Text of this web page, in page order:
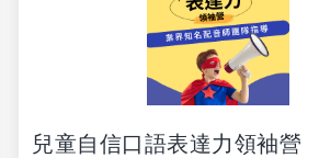
兒童自信口語表達力領袖營